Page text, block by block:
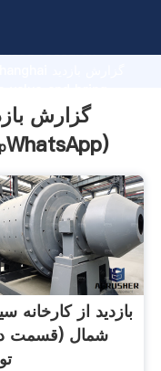
research
گزارش
WhatsApp)
بازدید از کارخانه
شمال (قسمت